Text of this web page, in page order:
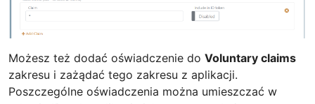
Możesz też dodać oświadczenie do Voluntary claims
zakresu i zażądać tego zakresu z aplikacji.
Poszczególne oświadczenia można umieszczać w